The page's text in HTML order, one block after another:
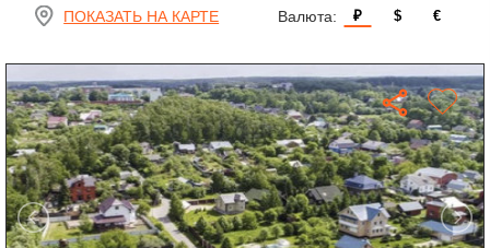
ПОКАЗАТЬ НА КАРТЕ Валюта: ₽ $ €